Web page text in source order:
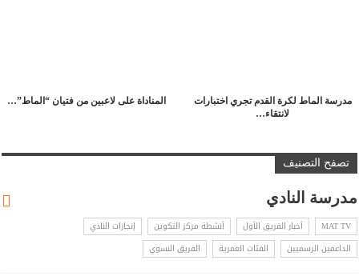
مدرسة الماط لكرة القدم تجري اختبارات
لانتقاء…
المناداة على لاعبين من فتيان “الماط”…
تصفح التصنيف
مدرسة النادي
MAT TV أخبار الفريق الأول أنشطة مركز التكوين
إنجازات النادي
الداعمين الرسميين
الفئات العمرية الفريق النسوي